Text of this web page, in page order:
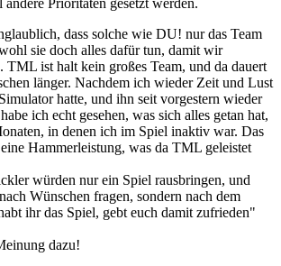
dass solche wie DU! nur das Team
sie doch alles dafür tun, damit wir
TML ist halt kein großes Team, und da dauert
länger. Nachdem ich wieder Zeit und Lust
hatte, und ihn seit vorgestern wieder
ich echt gesehen, was sich alles getan hat,
in denen ich im Spiel inaktiv war. Das
Hammerleistung, was da TML geleistet
würden nur ein Spiel rausbringen, und
Wünschen fragen, sondern nach dem
ihr das Spiel, gebt euch damit zufrieden"
dazu!